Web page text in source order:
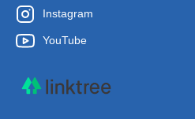
Instagram
YouTube